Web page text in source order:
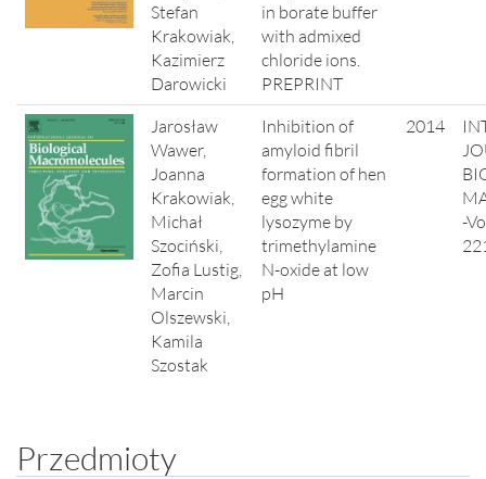
Stefan
Krakowiak,
Kazimierz
Darowicki
in borate buffer
with admixed
chloride ions.
PREPRINT
Jarosław
Wawer,
Joanna
Krakowiak,
Michał
Szociński,
Zofia Lustig,
Marcin
Olszewski,
Kamila
Szostak
Inhibition of
amyloid fibril
formation of hen
egg white
lysozyme by
trimethylamine
N-oxide at low
pH
2014
-
Przedmioty